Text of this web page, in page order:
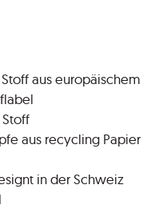
aus europäischem
aus recycling Papier
in der Schweiz